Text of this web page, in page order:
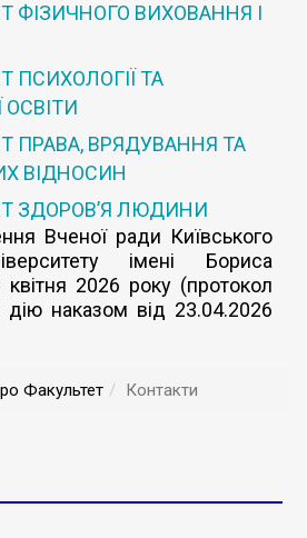
ФІЗИЧНОГО ВИХОВАННЯ І
ПСИХОЛОГІЇ ТА
ОСВІТИ
ПРАВА, ВРЯДУВАННЯ ТА
ВІДНОСИН
ЗДОРОВ’Я ЛЮДИНИ
Вченої ради Київського
імені Бориса
квітня 2026 року (протокол
наказом від 23.04.2026
Факультет Контакти